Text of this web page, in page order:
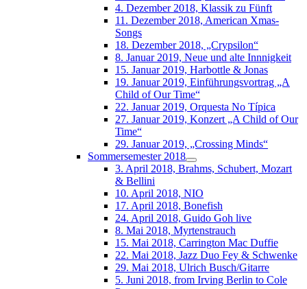
4. Dezember 2018, Klassik zu Fünft
11. Dezember 2018, American Xmas-
Songs
18. Dezember 2018, „Crypsilon“
8. Januar 2019, Neue und alte Innnigkeit
15. Januar 2019, Harbottle & Jonas
19. Januar 2019, Einführungsvortrag „A
Child of Our Time“
22. Januar 2019, Orquesta No Típica
27. Januar 2019, Konzert „A Child of Our
Time“
29. Januar 2019, „Crossing Minds“
Sommersemester 2018
3. April 2018, Brahms, Schubert, Mozart
& Bellini
10. April 2018, NIO
17. April 2018, Bonefish
24. April 2018, Guido Goh live
8. Mai 2018, Myrtenstrauch
15. Mai 2018, Carrington Mac Duffie
22. Mai 2018, Jazz Duo Fey & Schwenke
29. Mai 2018, Ulrich Busch/Gitarre
5. Juni 2018, from Irving Berlin to Cole